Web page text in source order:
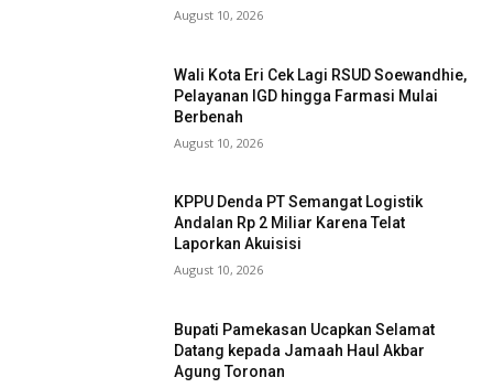
August 10, 2026
Wali Kota Eri Cek Lagi RSUD Soewandhie,
Pelayanan IGD hingga Farmasi Mulai
Berbenah
August 10, 2026
KPPU Denda PT Semangat Logistik
Andalan Rp 2 Miliar Karena Telat
Laporkan Akuisisi
August 10, 2026
Bupati Pamekasan Ucapkan Selamat
Datang kepada Jamaah Haul Akbar
Agung Toronan